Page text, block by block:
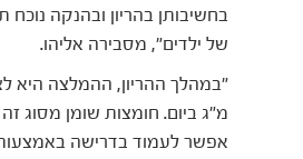
בחשיבותן בהריון ובהנקה
של ילדים", מסבירה אליהו.
מ"ג ביום. חומצות שומן מסוג
אפשר לעמוד בדרישה